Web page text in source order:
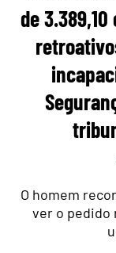
de
O homem
ver o pedido